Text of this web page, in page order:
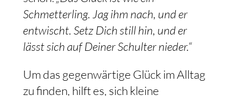
Schmetterling. Jag ihm nach, und er
entwischt. Setz Dich still hin, und er
lässt sich auf Deiner Schulter nieder.“
Um das gegenwärtige Glück im Alltag
zu finden, hilft es, sich kleine